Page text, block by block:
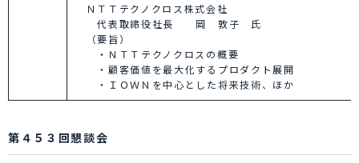
ＮＴＴテクノクロス株式会社
代表取締役社長 岡 敦子 氏
（要旨）
・ＮＴＴテクノクロスの概要
・顧客価値を最大化するプロダクト展開
・ＩＯＷＮを中心とした将来技術、ほか
第４５３回懇談会